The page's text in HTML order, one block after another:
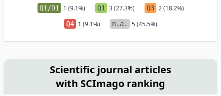
Q1/D1 1 (9.1%) Q1 3 (27.3%) Q3 2 (18.2%)
Q4 1 (9.1%) n.a. 5 (45.5%)
Scientific journal articles
with SCImago ranking